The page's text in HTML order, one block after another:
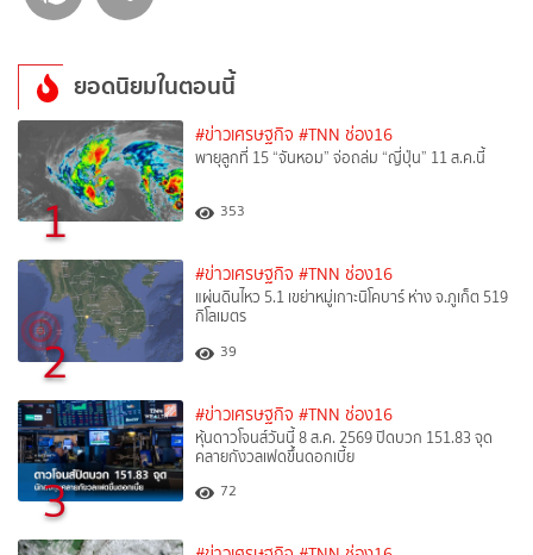
ยอดนิยมในตอนนี้
1
#ข่าวเศรษฐกิจ #TNN ช่อง16
พายุลูกที่ 15 “จันหอม” จ่อถล่ม “ญี่ปุ่น” 11 ส.ค.นี้
353
2
#ข่าวเศรษฐกิจ #TNN ช่อง16
แผ่นดินไหว 5.1 เขย่าหมู่เกาะนิโคบาร์ ห่าง จ.ภูเก็ต 519
กิโลเมตร
39
3
#ข่าวเศรษฐกิจ #TNN ช่อง16
หุ้นดาวโจนส์วันนี้ 8 ส.ค. 2569 ปิดบวก 151.83 จุด
คลายกังวลเฟดขึ้นดอกเบี้ย
72